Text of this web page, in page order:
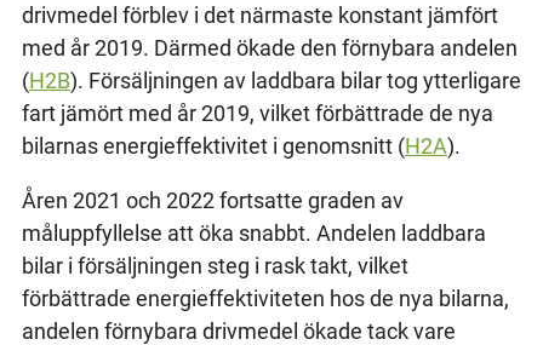
drivmedel förblev i det närmaste konstant jämfört
med år 2019. Därmed ökade den förnybara andelen
(H2B). Försäljningen av laddbara bilar tog ytterligare
fart jämört med år 2019, vilket förbättrade de nya
bilarnas energieffektivitet i genomsnitt (H2A).
Åren 2021 och 2022 fortsatte graden av
måluppfyllelse att öka snabbt. Andelen laddbara
bilar i försäljningen steg i rask takt, vilket
förbättrade energieffektiviteten hos de nya bilarna,
andelen förnybara drivmedel ökade tack vare